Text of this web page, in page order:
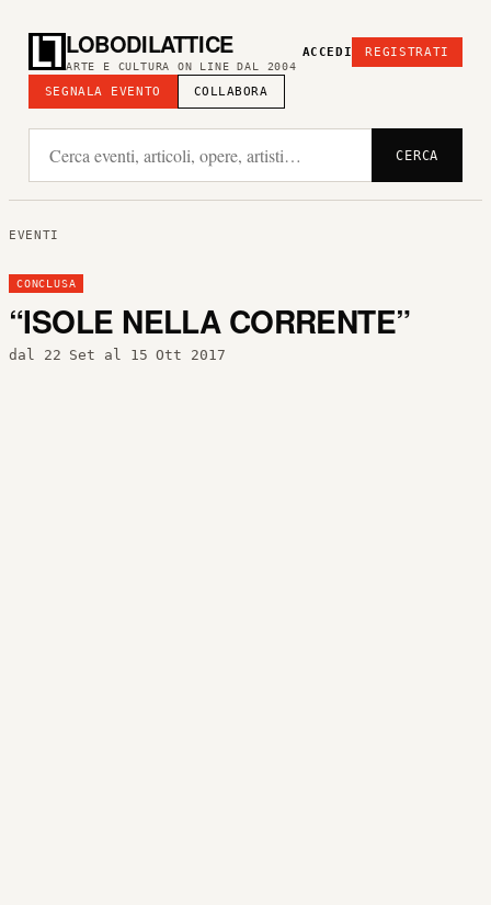
LOBODILATTICE
ARTE E CULTURA ON LINE DAL 2004
SEGNALA EVENTO COLLABORA
ACCEDI REGISTRATI
CERCA
EVENTI
CONCLUSA
“ISOLE NELLA CORRENTE”
dal 22 Set al 15 Ott 2017